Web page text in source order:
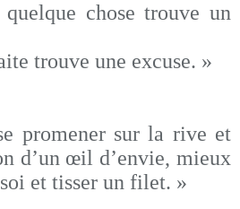
chose trouve un
trouve une excuse. »
promener sur la rive et
d’un œil d’envie, mieux
et tisser un filet. »